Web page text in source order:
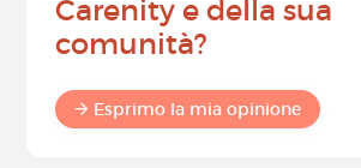
Carenity e della sua
comunità?
Esprimo la mia opinione